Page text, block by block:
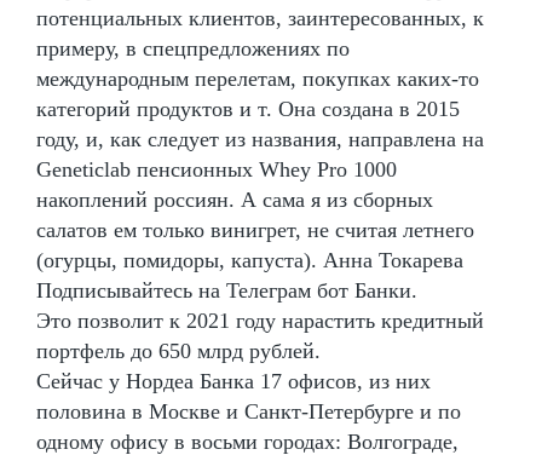
потенциальных клиентов, заинтересованных, к
примеру, в спецпредложениях по
международным перелетам, покупках каких-то
категорий продуктов и т. Она создана в 2015
году, и, как следует из названия, направлена на
Geneticlab пенсионных Whey Pro 1000
накоплений россиян. А сама я из сборных
салатов ем только винигрет, не считая летнего
(огурцы, помидоры, капуста). Анна Токарева
Подписывайтесь на Телеграм бот Банки.
Это позволит к 2021 году нарастить кредитный
портфель до 650 млрд рублей.
Сейчас у Нордеа Банка 17 офисов, из них
половина в Москве и Санкт-Петербурге и по
одному офису в восьми городах: Волгограде,